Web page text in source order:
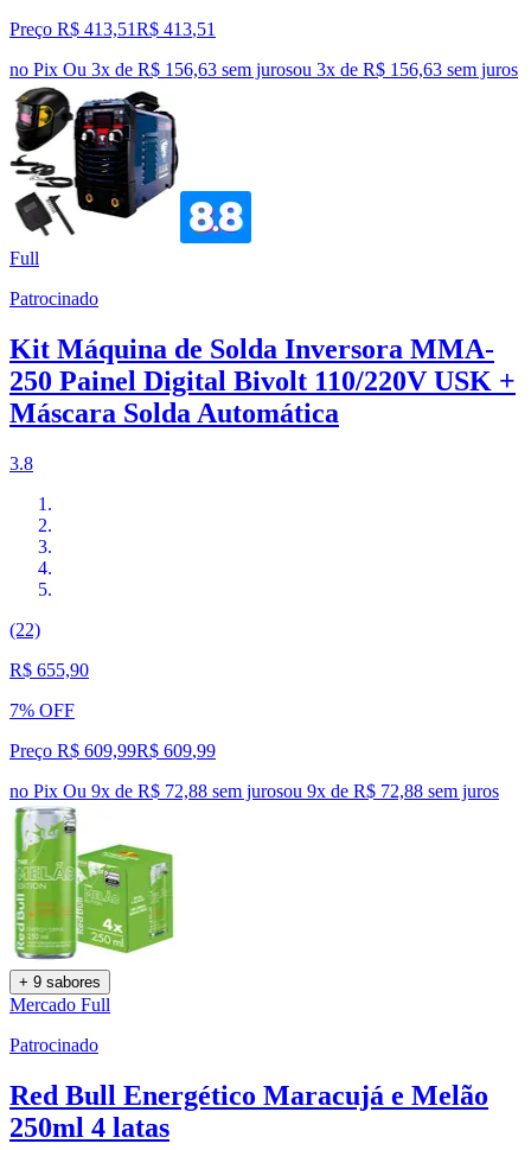
Preço R$ 413,51R$ 413,51
no Pix Ou 3x de R$ 156,63 sem jurosou 3x de R$ 156,63 sem juros
Full
Patrocinado
Kit Máquina de Solda Inversora MMA-
250 Painel Digital Bivolt 110/220V USK +
Máscara Solda Automática
3.8
(22)
R$ 655,90
7% OFF
Preço R$ 609,99R$ 609,99
no Pix Ou 9x de R$ 72,88 sem jurosou 9x de R$ 72,88 sem juros
+ 9 sabores
Mercado Full
Patrocinado
Red Bull Energético Maracujá e Melão
250ml 4 latas